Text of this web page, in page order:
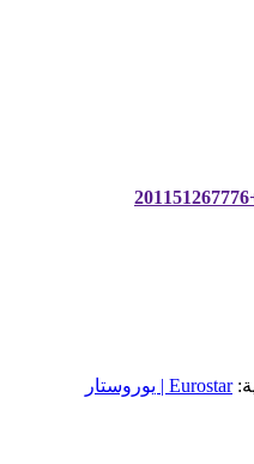
Eurostar | يوروستار